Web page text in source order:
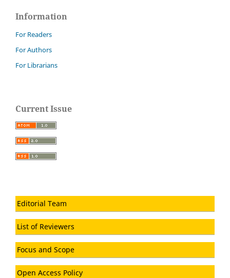
Information
For Readers
For Authors
For Librarians
Current Issue
Editorial Team
List of Reviewers
Focus and Scope
Open Access Policy